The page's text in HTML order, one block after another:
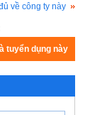
về công ty này